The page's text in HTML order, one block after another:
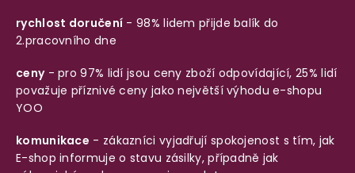
rychlost doručení - 98% lidem přijde balík do
2.pracovního dne
ceny- pro 97% lidí jsou ceny zboží odpovídající, 25% lidí
považuje příznivé ceny jako největší výhodu e-shopu
YOO
komunikace - zákazníci vyjadřují spokojenost s tím, jak
E-shop informuje o stavu zásilky, případně jak